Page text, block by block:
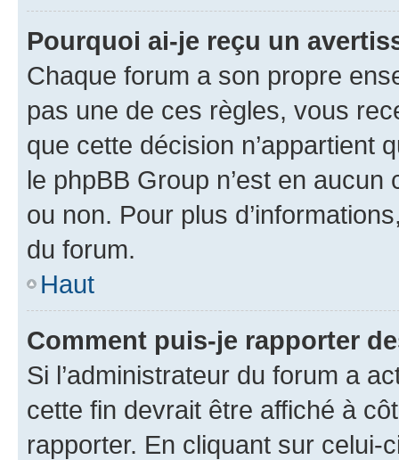
Pourquoi ai-je reçu un
Chaque forum a son propre
pas une de ces règles, vous
que cette décision n’appartient
le phpBB Group n’est en
ou non. Pour plus
du forum.
Haut
Comment puis-je rapporter
Si l’administrateur du forum a
cette fin devrait être affiché à
rapporter. En cliquant sur